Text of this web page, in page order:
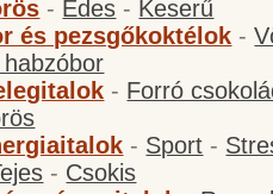
- Édes - Keserű
és pezsgőkoktélok -
- Forró
- Sport -
- Csokis